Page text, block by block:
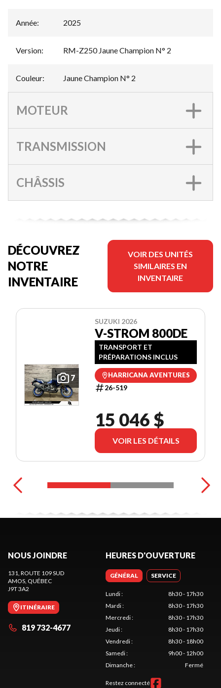
Année: 2025
Version: RM-Z250 Jaune Champion N° 2
Couleur: Jaune Champion N° 2
MOTEUR
TRANSMISSION
CHÂSSIS
DÉCOUVREZ
NOTRE
INVENTAIRE
VOIR DES UNITÉS
SIMILAIRES EN
INVENTAIRE
7
SUZUKI 2026
V-STROM 800DE
TRANSPORT ET
PRÉPARATIONS INCLUS
HARRICANA AVENTURES
26-519
15 046 $
VOIR LES DÉTAILS
NOUS JOINDRE
131, ROUTE 109 SUD
AMOS, QUÉBEC
J9T 3A2
ITINÉRAIRE
819 732-4677
HEURES D'OUVERTURE
GÉNÉRAL SERVICE
Lundi:
8h30 - 17h30
Mardi:
8h30 - 17h30
Mercredi:
8h30 - 17h30
Jeudi:
8h30 - 17h30
Vendredi:
8h30 - 18h00
Samedi:
9h00 - 12h00
Dimanche: Fermé
Restez connecté